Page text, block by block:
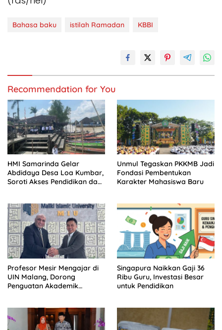
Bahasa baku istilah Ramadan KBBI
Recommendation for You
HMI Samarinda Gelar
Abdidaya Desa Loa Kumbar,
Soroti Akses Pendidikan dan
Unmul Tegaskan PKKMB Jadi
Fondasi Pembentukan
Karakter Mahasiswa Baru
Profesor Mesir Mengajar di
UIN Malang, Dorong
Penguatan Akademik
Singapura Naikkan Gaji 36
Ribu Guru, Investasi Besar
untuk Pendidikan